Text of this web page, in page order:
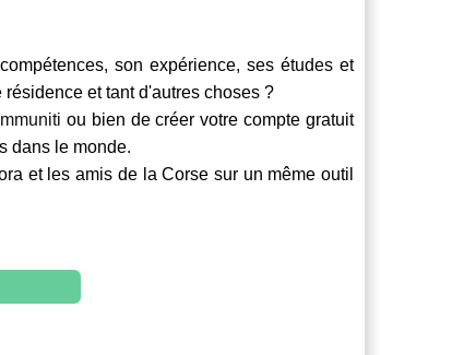
son expérience, ses études et
et tant d'autres choses ?
ou bien de créer votre compte gratuit
dans le monde.
et les amis de la Corse sur un même outil